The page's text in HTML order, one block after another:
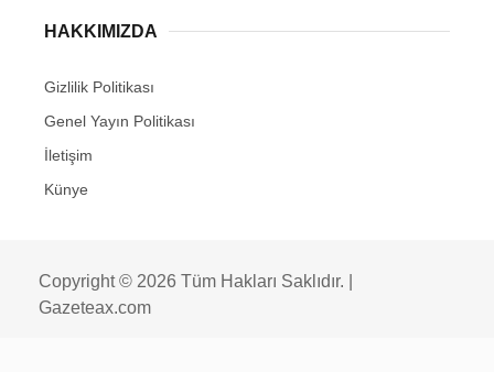
HAKKIMIZDA
Gizlilik Politikası
Genel Yayın Politikası
İletişim
Künye
Copyright © 2026 Tüm Hakları Saklıdır. |
Gazeteax.com